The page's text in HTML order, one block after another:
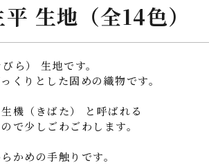
生地（全14色）
ら） 生地です。
くりとした固めの織物です。
機（きばた） と呼ばれる
で少しごわごわします。
かめの手触りです。